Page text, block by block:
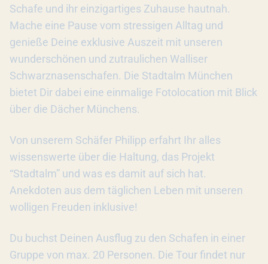
Schafe und ihr einzigartiges Zuhause hautnah.
Mache eine Pause vom stressigen Alltag und
genieße Deine exklusive Auszeit mit unseren
wunderschönen und zutraulichen Walliser
Schwarznasenschafen. Die Stadtalm München
bietet Dir dabei eine einmalige Fotolocation mit Blick
über die Dächer Münchens.
Von unserem Schäfer Philipp erfahrt Ihr alles
wissenswerte über die Haltung, das Projekt
“Stadtalm” und was es damit auf sich hat.
Anekdoten aus dem täglichen Leben mit unseren
wolligen Freuden inklusive!
Du buchst Deinen Ausflug zu den Schafen in einer
Gruppe von max. 20 Personen. Die Tour findet nur